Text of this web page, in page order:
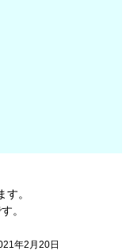
。
。
年2月20日